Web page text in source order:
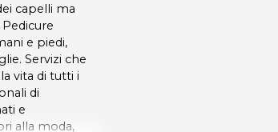
capelli ma
e piedi,
Servizi che
vita di tutti i
di
e
alla moda,